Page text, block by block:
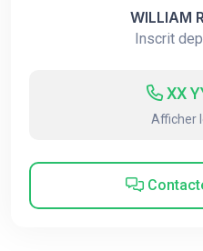
WILLIAM
Inscrit
XX
Afficher